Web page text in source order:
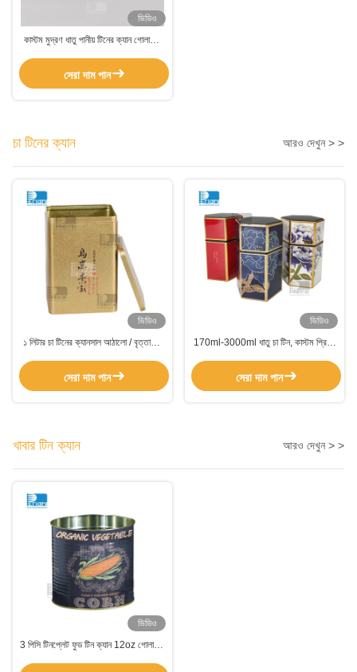
ভিডিও
কাস্টম মুদ্রণ ধাতু পানীয় টিনের ক্যান গোলাকার
সেরা দাম পান
চা টিনের ক্যান আরও দেখুন > >
ভিডিও
১ লিটার চা টিনের ক্যানসাল আঠালো / বৃত্তাকার
সেরা দাম পান
ভিডিও
170ml-3000ml ধাতু চা টিন, কাস্টম প্রিন্টিং
সেরা দাম পান
খাবার টিন ক্যান আরও দেখুন > >
ভিডিও
3 পিসি টিনপ্লেট ফুড টিন ক্যান 12oz গোলাকার